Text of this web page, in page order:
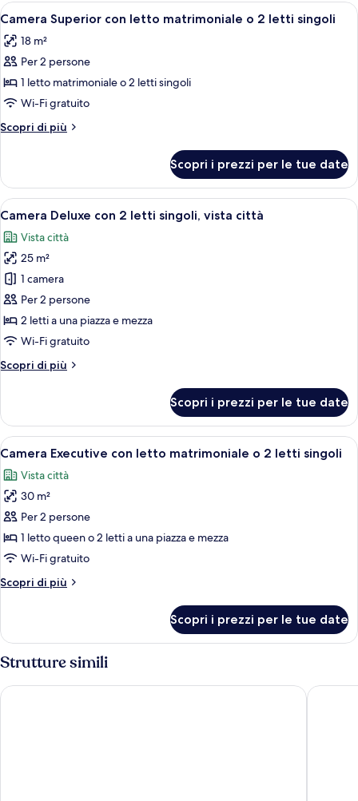
Apri
tutte
le
foto
per
Camera
Superior
con
matrimoniale
o
2
letti
singoli
Camera d'albergo con due letti,
9
Camera Superior con letto matrimoniale o 2 letti singoli
18 m²
Per 2 persone
1 letto matrimoniale o 2 letti singoli
Wi-Fi gratuito
Scopri di più
Altri
Superior
con
letto
o
2
letti
singoli
Scopri i prezzi per le tue date
Apri
tutte
le
foto
per
Camera
Deluxe
con
letti
città
Una camera d'albergo con un letto,
7
Camera Deluxe con 2 letti singoli, vista città
Vista città
25 m²
1 camera
Per 2 persone
2 letti a una piazza e mezza
Wi-Fi gratuito
Scopri di più
Altri
Deluxe
con
2
singoli,
vista
città
Scopri i prezzi per le tue date
Apri
tutte
le
foto
per
Camera
Executive
letto
2
letti
singoli
Una camera d'albergo con due letti,
7
Camera Executive con letto matrimoniale o 2 letti singoli
Vista città
30 m²
Per 2 persone
1 letto queen o 2 letti a una piazza e mezza
Wi-Fi gratuito
Scopri di più
Altri
Executive
con
letto
matrimoniale
o
Scopri i prezzi per le tue date
Strutture simili
First Hotel Lanura